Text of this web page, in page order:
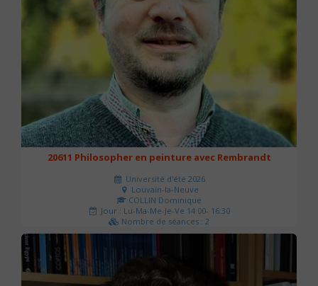
20611 Philosopher en peinture avec Rembrandt
Université d'été 2026
Louvain-la-Neuve
COLLIN Dominique
Jour : Lu-Ma-Me-Je-Ve 14:00- 16:30
Nombre de séances : 2
51 €